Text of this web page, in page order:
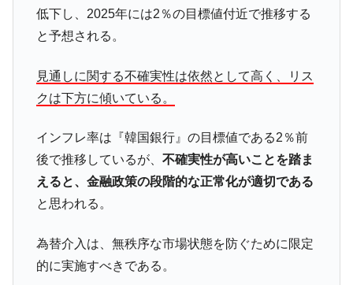
『Money1』
韓国半導体『SKハイニックス』2026年2Qの
業績「史上最高益」当期純利益は前年同期比13.4倍に。
機 ⇒ 10.7兆では損が出るからできない。
『Money1』
【速報】韓国株式市場の暴落・本日07月29
発動！
Fact1
日本の誇る海洋資源調査船『白嶺』は先進技術の
塊！
Fact1
夏の甲子園、優勝校を最も多く輩出している都道
Fact1 今話題の「楽天ライオンズ」とは？
低下し、2025年には2％の目標値付近で推移する
と予想される。
見通しに関する不確実性は依然として高く、リス
クは下方に傾いている。
インフレ率は『韓国銀行』の目標値である2％前
後で推移しているが、 不確実性が高いことを踏ま
えると、金融政策の段階的な正常化が適切である
と思われる。
為替介入は、無秩序な市場状態を防ぐために限定
的に実施すべきである。